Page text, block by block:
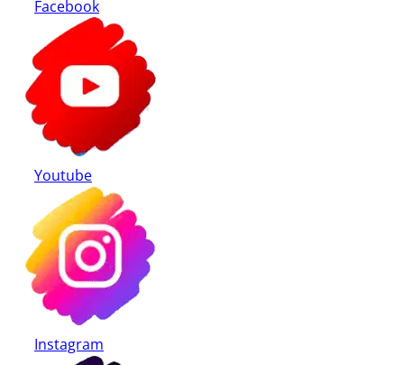
Facebook
Youtube
Instagram